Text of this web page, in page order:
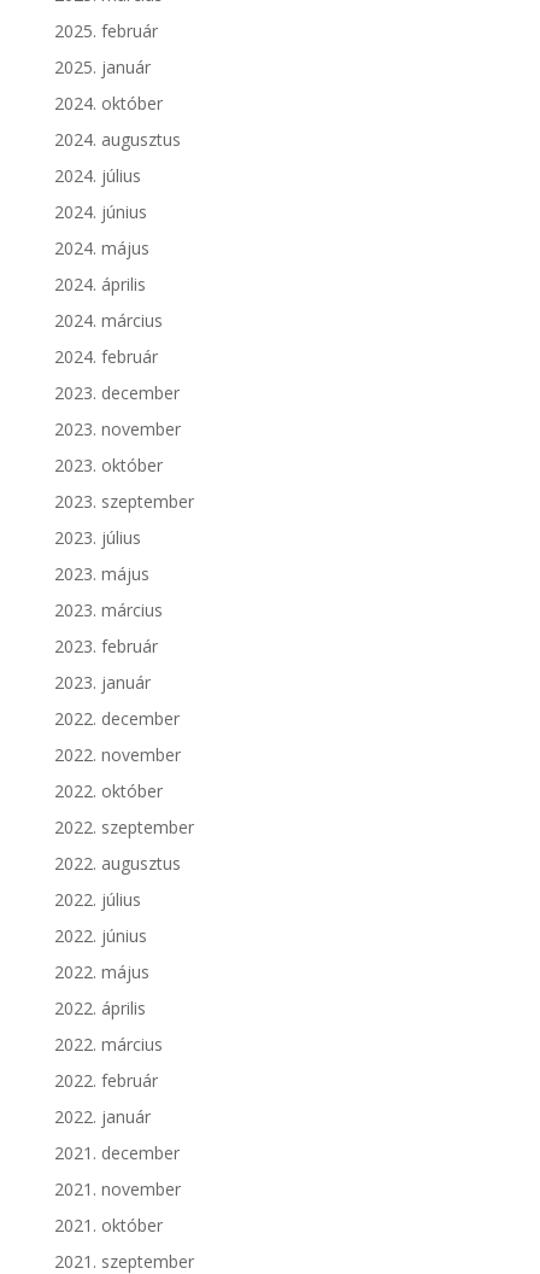
2025. február
2025. január
2024. október
2024. augusztus
2024. július
2024. június
2024. május
2024. április
2024. március
2024. február
2023. december
2023. november
2023. október
2023. szeptember
2023. július
2023. május
2023. március
2023. február
2023. január
2022. december
2022. november
2022. október
2022. szeptember
2022. augusztus
2022. július
2022. június
2022. május
2022. április
2022. március
2022. február
2022. január
2021. december
2021. november
2021. október
2021. szeptember